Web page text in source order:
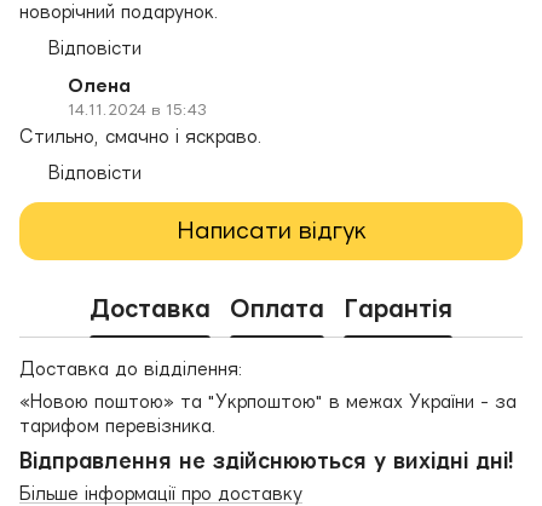
новорічний подарунок.
Відповісти
Олена
14.11.2024 в 15:43
Стильно, смачно і яскраво.
Відповісти
Написати відгук
Доставка Оплата Гарантія
Доставка до відділення:
«Новою поштою» та "Укрпоштою" в межах України - за
тарифом перевізника.
Відправлення не здійснюються у вихідні дні!
Більше інформації про доставку